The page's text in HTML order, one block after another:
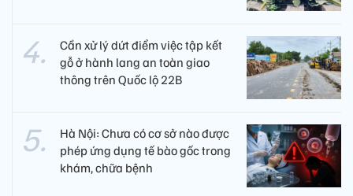
Cần xử lý dứt điểm việc tập kết
gỗ ở hành lang an toàn giao
thông trên Quốc lộ 22B
Hà Nội: Chưa có cơ sở nào được
phép ứng dụng tế bào gốc trong
khám, chữa bệnh